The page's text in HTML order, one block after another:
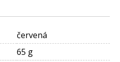
červená
65 g